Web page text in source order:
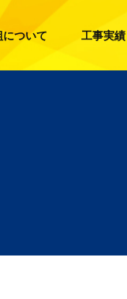
ついて 工事実績